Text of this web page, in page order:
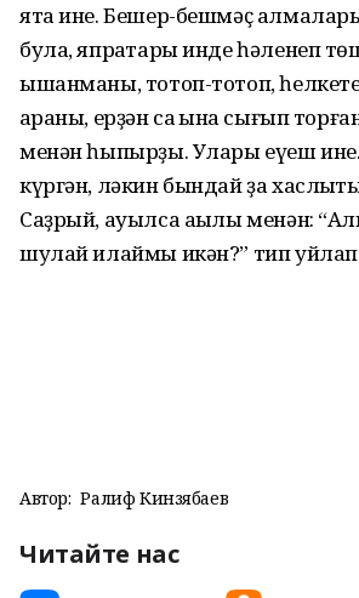
ята ине. Бешер-бешмәҫ
була, япраҡтары инде һәленеп
ышанманы, тотоп-тотоп,
ҡараны, ерҙән саҡ ҡына сығып
менән һыпырҙы. Улары еүеш
күргән, ләкин бындай ҙа
Саҙрый, ауылса аҡылы менән:
шулай илаймы икән?” тип уйлап
Автор: Ралиф Кинзябаев
Читайте нас